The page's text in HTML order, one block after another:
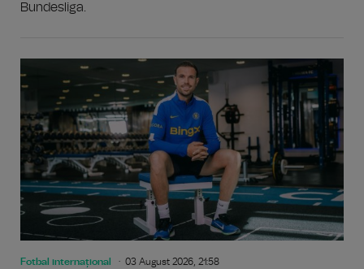
Bundesliga.
Fotbal internațional 03 August 2026, 21:58